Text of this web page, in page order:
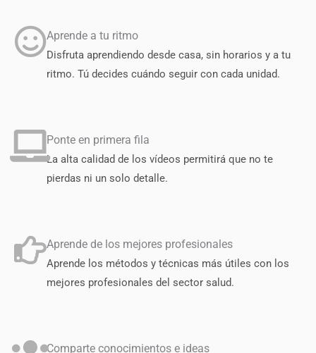
Aprende a tu ritmo
Disfruta aprendiendo desde casa, sin horarios y a tu
ritmo. Tú decides cuándo seguir con cada unidad.
Ponte en primera fila
La alta calidad de los vídeos permitirá que no te
pierdas ni un solo detalle.
Aprende de los mejores profesionales
Aprende los métodos y técnicas más útiles con los
mejores profesionales del sector salud.
Comparte conocimientos e ideas